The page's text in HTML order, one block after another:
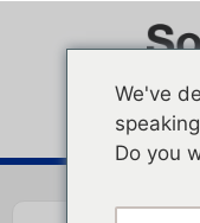
We've
Do you